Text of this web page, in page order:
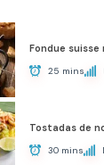
Fondue
25 mins
Tostadas de
30 mins